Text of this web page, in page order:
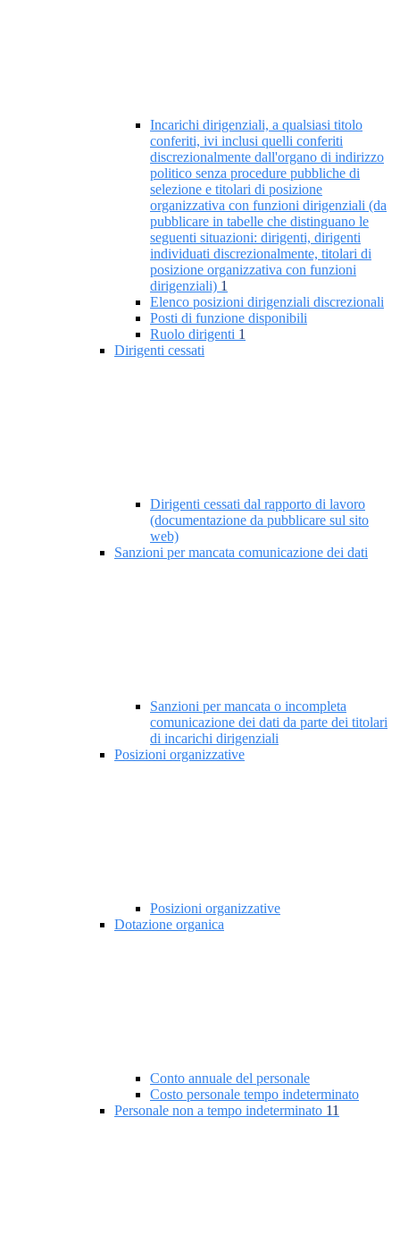
Incarichi dirigenziali, a qualsiasi titolo
conferiti, ivi inclusi quelli conferiti
discrezionalmente dall'organo di indirizzo
politico senza procedure pubbliche di
selezione e titolari di posizione
organizzativa con funzioni dirigenziali (da
pubblicare in tabelle che distinguano le
seguenti situazioni: dirigenti, dirigenti
individuati discrezionalmente, titolari di
posizione organizzativa con funzioni
dirigenziali) 1
Elenco posizioni dirigenziali discrezionali
Posti di funzione disponibili
Ruolo dirigenti 1
Dirigenti cessati
Dirigenti cessati dal rapporto di lavoro
(documentazione da pubblicare sul sito
web)
Sanzioni per mancata comunicazione dei dati
Sanzioni per mancata o incompleta
comunicazione dei dati da parte dei titolari
di incarichi dirigenziali
Posizioni organizzative
Posizioni organizzative
Dotazione organica
Conto annuale del personale
Costo personale tempo indeterminato
Personale non a tempo indeterminato 11